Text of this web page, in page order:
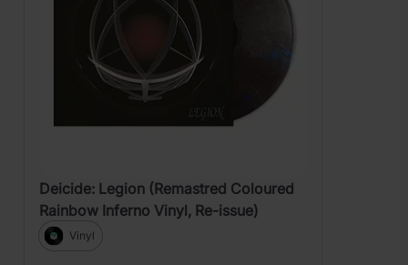
Deicide: Legion (Remastred Coloured
Rainbow Inferno Vinyl, Re-issue)
Vinyl